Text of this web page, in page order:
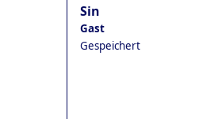
Sin
Gast
Gespeichert